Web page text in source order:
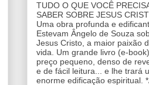
TUDO O QUE VOCÊ
SABER SOBRE JESUS
Uma obra profunda e
Estevam Ângelo de Souza
Jesus Cristo, a maior paixão
vida. Um grande livro (e-
preço pequeno, denso de
e de fácil leitura... e lhe trará
enorme edificação espiritual.